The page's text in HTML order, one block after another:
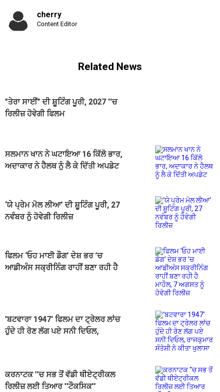
cherry
Content Editor
Related News
"ਤੇਰਾ ਸਾਈਂ" ਦੀ ਸ਼ੂਟਿੰਗ ਪੂਰੀ, 2027 ''ਚ
ਰਿਲੀਜ਼ ਹੋਵੇਗੀ ਫਿਲਮ
ਸਲਮਾਨ ਖਾਨ ਨੇ ਘਟਾਇਆ 16 ਕਿੱਲੋ ਭਾਰ,
ਅਦਾਕਾਰ ਨੇ ਹੈਲਥ ਨੂੰ ਲੈ ਕੇ ਦਿੱਤੀ ਅਪਡੇਟ
‘ਯੇ ਪ੍ਰੇਮ ਮੋਲ ਲੀਆ’ ਦੀ ਸ਼ੂਟਿੰਗ ਪੂਰੀ, 27
ਨਵੰਬਰ ਨੂੰ ਹੋਵੇਗੀ ਰਿਲੀਜ਼
ਫਿਲਮ ‘ਓਹ ਮਾਈ ਡੌਗ’ ਦੇਸ਼ ਭਰ ’ਚ
ਆਡੀਅੰਸ ਸਕ੍ਰੀਨਿੰਗ ਰਾਹੀਂ ਬਣਾ ਰਹੀ ਹੈ
'ਬਟਵਾਰਾ 1947' ਫਿਲਮ ਦਾ ਟ੍ਰੇਲਰ ਲਾਂਚ
ਹੁੰਦੇ ਹੀ ਰੋਣ ਲੱਗ ਪਏ ਸਨੀ ਦਿਓਲ,
ਕਰਨਾਟਕ ''ਚ ਸਭ ਤੋਂ ਵੱਡੀ ਥੀਏਟ੍ਰੀਕਲ
ਰਿਲੀਜ਼ ਲਈ ਤਿਆਰ ''ਟੌਕਸਿਕ''